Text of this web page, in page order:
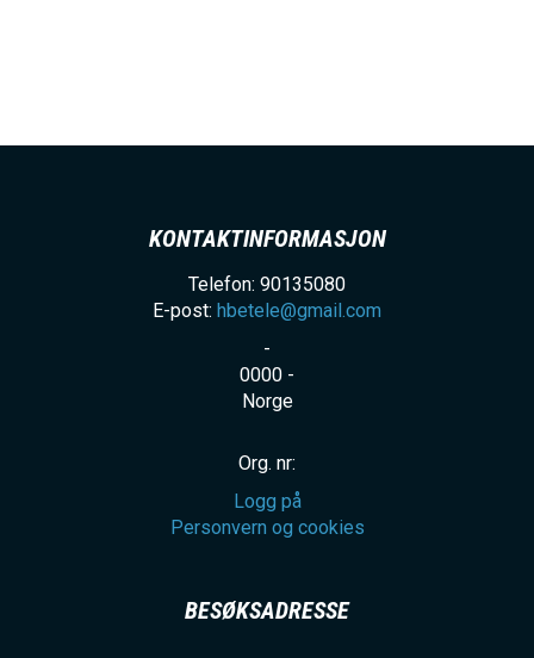
KONTAKTINFORMASJON
Telefon: 90135080
E-post: hbetele@gmail.com
-
0000 -
Norge
Org. nr:
Logg på
Personvern og cookies
BESØKSADRESSE